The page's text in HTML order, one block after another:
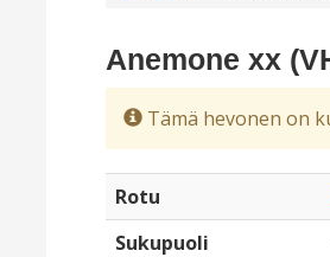
Anemone xx
Tämä hevonen on
Rotu
Sukupuoli